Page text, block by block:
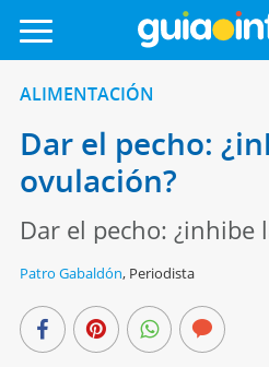
ALIMENTACIÓN
Dar el pecho:
ovulación?
Dar el pecho: ¿inhibe
Patro Gabaldón, Periodista